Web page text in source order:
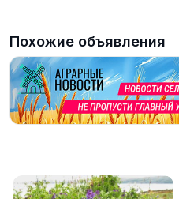
Похожие объявления